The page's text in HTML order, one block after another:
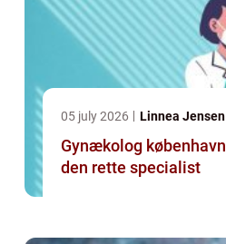
05 july 2026 Linnea Jensen
Gynækolog københavn sådan finder du
den rette specialist